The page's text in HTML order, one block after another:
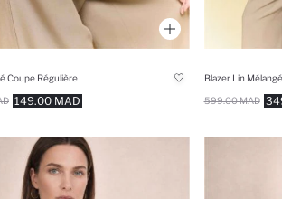
Coupe Régulière
149.00 MAD
Blazer Lin
599.00 MAD